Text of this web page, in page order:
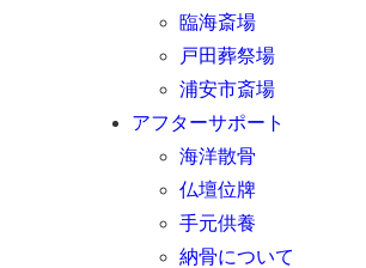
臨海斎場
戸田葬祭場
浦安市斎場
アフターサポート
海洋散骨
仏壇位牌
手元供養
納骨について